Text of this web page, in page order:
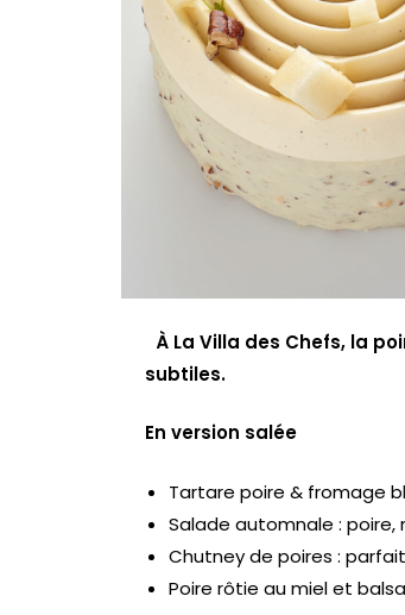
À La Villa des Chefs, la
subtiles.
En version salée
Tartare poire & fromage
Salade automnale : poire,
Chutney de poires :
Poire rôtie au miel et